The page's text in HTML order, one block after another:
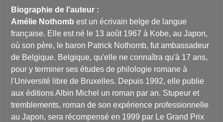
Biographie de l'auteur :
Amélie Nothomb est un écrivain belge de langue
française. Elle est né le 13 août 1967 à Kobe, au Japon,
où son père, le baron Patrick Nothomb, fut ambassadeur
de Belgique. Belgique, qu'elle ne connaîtra qu'à 17 ans,
pour y terminer ses études de philologie romane à
l'Université libre de Bruxelles. Depuis 1992, elle publie
aux éditions Albin Michel un roman par an. Stupeur et
tremblements, roman de son expérience professionnelle
au Japon, sera récompensé en 1999 par Le Grand Prix